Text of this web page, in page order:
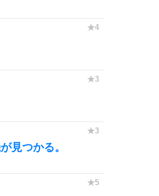
見つかる。